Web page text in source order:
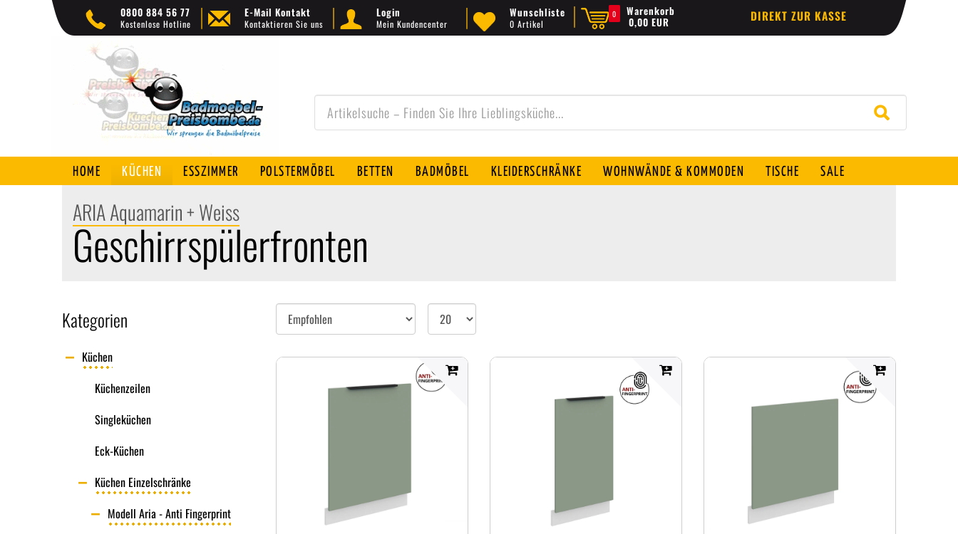
0800 884 56 77
Kostenlose Hotline
E-Mail Kontakt
Kontaktieren Sie uns
Login
Mein Kundencenter
Wunschliste
0 Artikel
Warenkorb
0,00 EUR
0 DIREKT ZUR KASSE
HOME KÜCHEN ESSZIMMER POLSTERMÖBEL BETTEN BADMÖBEL KLEIDERSCHRÄNKE WOHNWÄNDE & KOMMODEN TISCHE SALE
ARIA Aquamarin + Weiss
Geschirrspülerfronten
Kategorien
Küchen
Küchenzeilen
Singleküchen
Eck-Küchen
Küchen Einzelschränke
Modell Aria - Anti Fingerprint
Sortieren
Artikel